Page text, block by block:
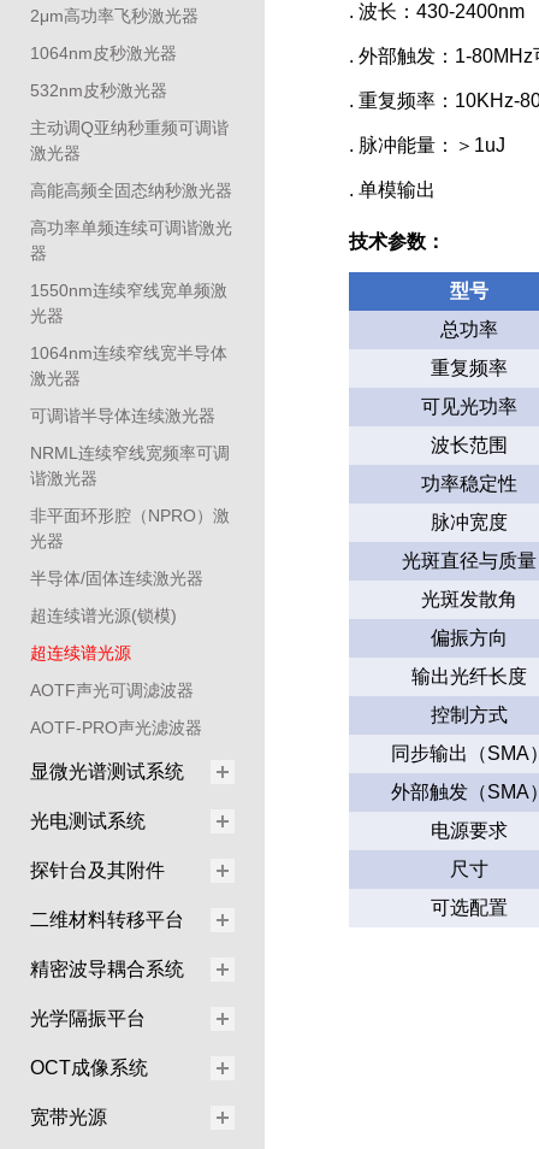
2μm高功率飞秒激光器
1064nm皮秒激光器
532nm皮秒激光器
主动调Q亚纳秒重频可调谐
激光器
高能高频全固态纳秒激光器
高功率单频连续可调谐激光
器
1550nm连续窄线宽单频激
光器
1064nm连续窄线宽半导体
激光器
可调谐半导体连续激光器
NRML连续窄线宽频率可调
谐激光器
非平面环形腔（NPRO）激
光器
半导体/固体连续激光器
超连续谱光源(锁模)
超连续谱光源
AOTF声光可调滤波器
AOTF-PRO声光滤波器
显微光谱测试系统
光电测试系统
探针台及其附件
二维材料转移平台
精密波导耦合系统
光学隔振平台
OCT成像系统
宽带光源
. 波长：430-2400nm
. 外部触发：1-80MHz
. 重复频率：10KHz-
. 脉冲能量：＞1uJ
. 单模输出
技术参数：
型号
总功率
重复频率
可见光功率
波长范围
功率稳定性
脉冲宽度
光斑直径与质量
光斑发散角
偏振方向
输出光纤长度
控制方式
同步输出（SMA
外部触发（SMA
电源要求
尺寸
可选配置